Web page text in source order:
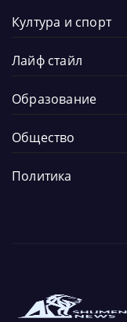
Култура и спорт
Лайф стайл
Образование
Общество
Политика